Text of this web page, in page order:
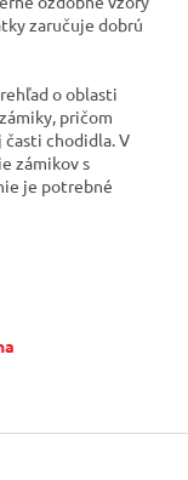
zaručuje dobrú
o oblasti
pričom
časti chodidla. V
zámikov s
je potrebné